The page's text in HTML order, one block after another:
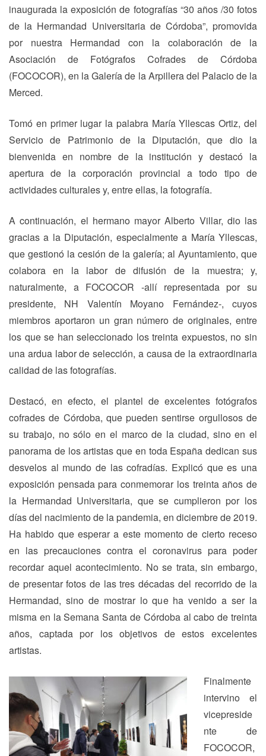
inaugurada la exposición de fotografías “30 años /30 fotos
de la Hermandad Universitaria de Córdoba”, promovida
por nuestra Hermandad con la colaboración de la
Asociación de Fotógrafos Cofrades de Córdoba
(FOCOCOR), en la Galería de la Arpillera del Palacio de la
Merced.
Tomó en primer lugar la palabra María Yllescas Ortiz, del
Servicio de Patrimonio de la Diputación, que dio la
bienvenida en nombre de la institución y destacó la
apertura de la corporación provincial a todo tipo de
actividades culturales y, entre ellas, la fotografía.
A continuación, el hermano mayor Alberto Villar, dio las
gracias a la Diputación, especialmente a María Yllescas,
que gestionó la cesión de la galería; al Ayuntamiento, que
colabora en la labor de difusión de la muestra; y,
naturalmente, a FOCOCOR -allí representada por su
presidente, NH Valentín Moyano Fernández-, cuyos
miembros aportaron un gran número de originales, entre
los que se han seleccionado los treinta expuestos, no sin
una ardua labor de selección, a causa de la extraordinaria
calidad de las fotografías.
Destacó, en efecto, el plantel de excelentes fotógrafos
cofrades de Córdoba, que pueden sentirse orgullosos de
su trabajo, no sólo en el marco de la ciudad, sino en el
panorama de los artistas que en toda España dedican sus
desvelos al mundo de las cofradías. Explicó que es una
exposición pensada para conmemorar los treinta años de
la Hermandad Universitaria, que se cumplieron por los
días del nacimiento de la pandemia, en diciembre de 2019.
Ha habido que esperar a este momento de cierto receso
en las precauciones contra el coronavirus para poder
recordar aquel acontecimiento. No se trata, sin embargo,
de presentar fotos de las tres décadas del recorrido de la
Hermandad, sino de mostrar lo que ha venido a ser la
misma en la Semana Santa de Córdoba al cabo de treinta
años, captada por los objetivos de estos excelentes
artistas.
Finalmente
intervino el
vicepreside
nte de
FOCOCOR,